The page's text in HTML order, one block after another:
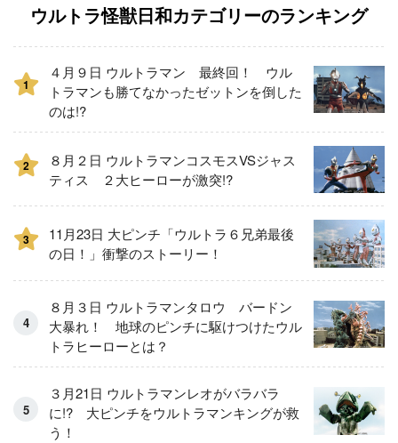
ウルトラ怪獣日和カテゴリーのランキング
1
４月９日 ウルトラマン 最終回！ ウル
トラマンも勝てなかったゼットンを倒した
のは!?
2
８月２日 ウルトラマンコスモスVSジャス
ティス ２大ヒーローが激突!?
3
11月23日 大ピンチ「ウルトラ６兄弟最後
の日！」衝撃のストーリー！
８月３日 ウルトラマンタロウ バードン
大暴れ！ 地球のピンチに駆けつけたウル
トラヒーローとは？
３月21日 ウルトラマンレオがバラバラ
に!? 大ピンチをウルトラマンキングが救
う！